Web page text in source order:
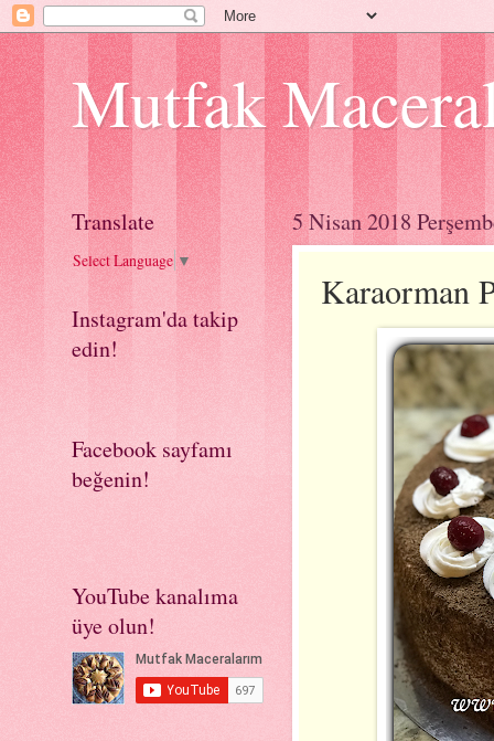
Mutfak
5 Nisan 2018
Karaorman
Translate
Select Language ▼
Instagram'da takip
edin!
Facebook sayfamı
beğenin!
YouTube kanalıma
üye olun!